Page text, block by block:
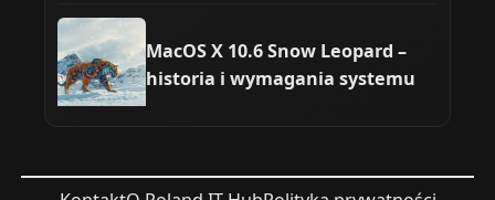
MacOS X 10.6 Snow Leopard –
historia i wymagania systemu